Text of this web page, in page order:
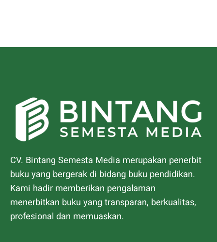
CV. Bintang Semesta Media merupakan penerbit
buku yang bergerak di bidang buku pendidikan.
Kami hadir memberikan pengalaman
menerbitkan buku yang transparan, berkualitas,
profesional dan memuaskan.